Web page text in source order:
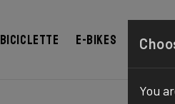
Biciclette E-bikes
You